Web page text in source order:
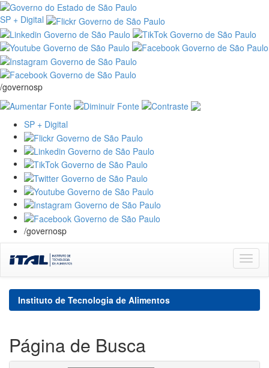
SP + Digital
/governosp
SP + Digital
/governosp
navigation
Instituto de Tecnologia de Alimentos
Página de Busca